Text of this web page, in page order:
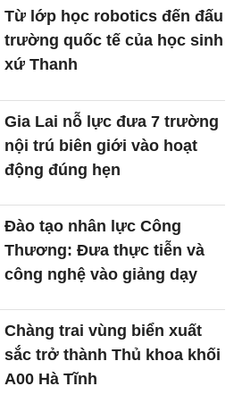
Từ lớp học robotics đến đấu
trường quốc tế của học sinh
xứ Thanh
Gia Lai nỗ lực đưa 7 trường
nội trú biên giới vào hoạt
động đúng hẹn
Đào tạo nhân lực Công
Thương: Đưa thực tiễn và
công nghệ vào giảng dạy
Chàng trai vùng biển xuất
sắc trở thành Thủ khoa khối
A00 Hà Tĩnh